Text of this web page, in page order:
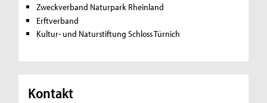
Zweckverband Naturpark Rheinland
Erftverband
Kultur- und Naturstiftung Schloss Türnich
Kontakt